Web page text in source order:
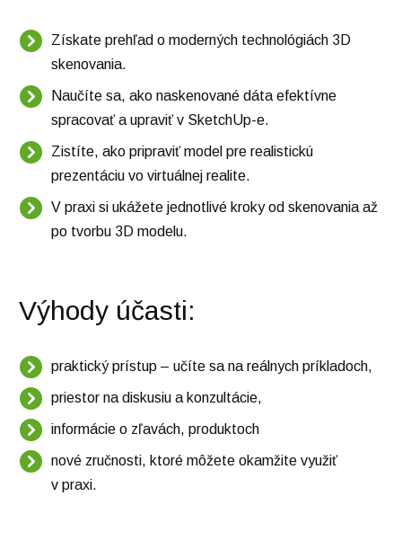
Získate prehľad o moderných technológiách 3D
skenovania.
Naučíte sa, ako naskenované dáta efektívne
spracovať a upraviť v SketchUp-e.
Zistíte, ako pripraviť model pre realistickú
prezentáciu vo virtuálnej realite.
V praxi si ukážete jednotlivé kroky od skenovania až
po tvorbu 3D modelu.
Výhody účasti:
praktický prístup – učíte sa na reálnych príkladoch,
priestor na diskusiu a konzultácie,
informácie o zľavách, produktoch
nové zručnosti, ktoré môžete okamžite využiť
v praxi.